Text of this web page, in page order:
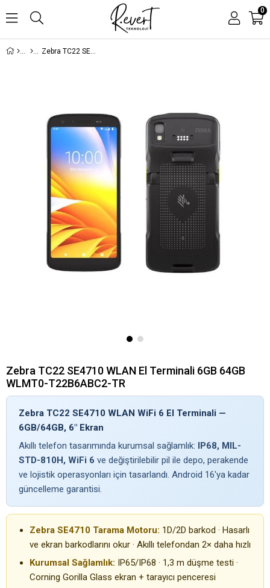
0
Zebra TC22 SE4710 WLAN El Terminali 6GB 64GB WLMT0-T22B6ABC2-TR
Zebra TC22 SE4710 WLAN El Terminali 6GB 64GB
WLMT0-T22B6ABC2-TR
Zebra TC22 SE4710 WLAN WiFi 6 El Terminali —
6GB/64GB, 6" Ekran
Akıllı telefon tasarımında kurumsal sağlamlık: IP68, MIL-
STD-810H, WiFi 6 ve değiştirilebilir pil ile depo, perakende
ve lojistik operasyonları için tasarlandı. Android 16'ya kadar
güncelleme garantisi.
Zebra SE4710 Tarama Motoru: 1D/2D barkod · Hasarlı
ve ekran barkodlarını okur · Akıllı telefondan 2× daha hızlı
Kurumsal Sağlamlık: IP65/IP68 · 1,3 m düşme testi ·
Corning Gorilla Glass ekran + tarayıcı penceresi